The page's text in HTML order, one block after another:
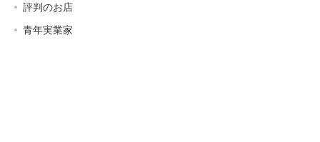
評判のお店
青年実業家